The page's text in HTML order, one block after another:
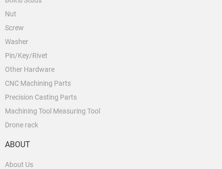
Nut
Screw
Washer
Pin/Key/Rivet
Other Hardware
CNC Machining Parts
Precision Casting Parts
Machining Tool Measuring Tool
Drone rack
ABOUT
About Us